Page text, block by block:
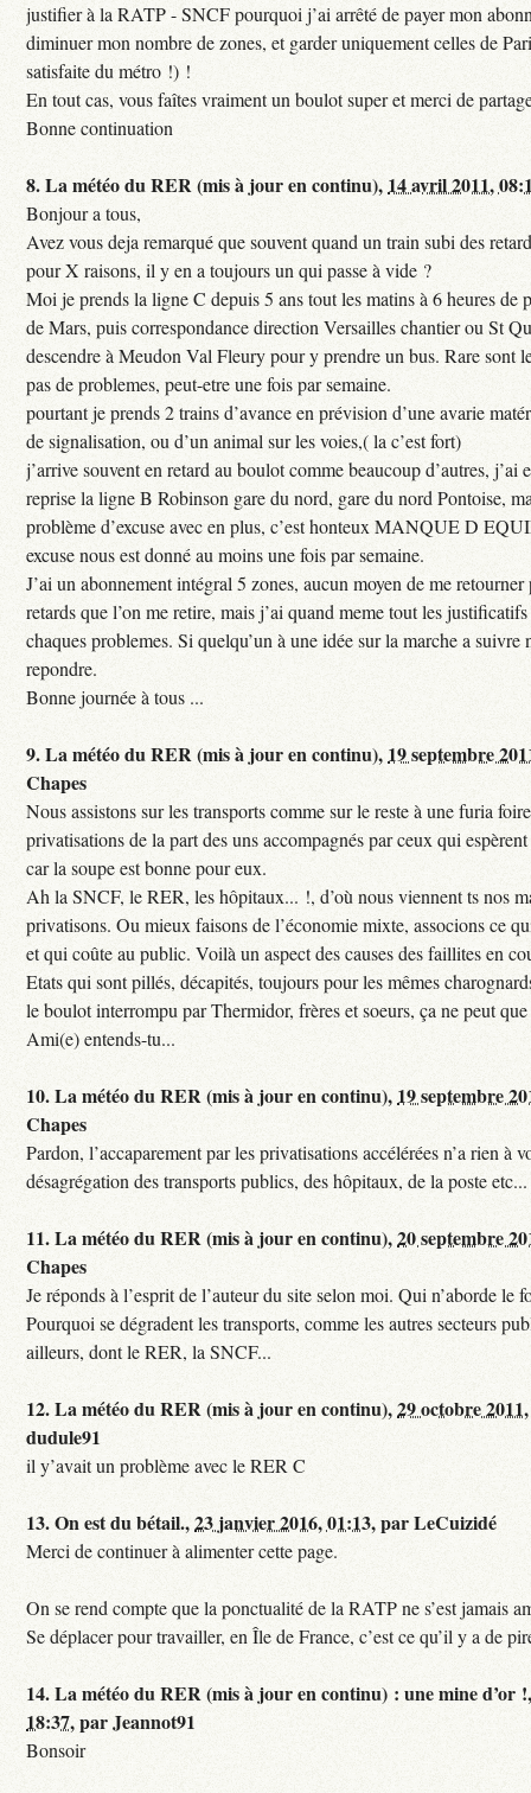
justifier à la RATP - SNCF pourquoi j’ai arrêté de payer mon
diminuer mon nombre de zones, et garder uniquement celles de
satisfaite du métro !) !
En tout cas, vous faîtes vraiment un boulot super et merci de
Bonne continuation
8.La météo du RER (mis à jour en continu), 14 avril 2011,
Bonjour a tous,
Avez vous deja remarqué que souvent quand un train subi des
pour X raisons, il y en a toujours un qui passe à vide ?
Moi je prends la ligne C depuis 5 ans tout les matins à 6 heures de
de Mars, puis correspondance direction Versailles chantier ou St
descendre à Meudon Val Fleury pour y prendre un bus. Rare sont
pas de problemes, peut-etre une fois par semaine.
pourtant je prends 2 trains d’avance en prévision d’une avarie
de signalisation, ou d’un animal sur les voies,( la c’est fort)
j’arrive souvent en retard au boulot comme beaucoup d’autres, j’ai
reprise la ligne B Robinson gare du nord, gare du nord Pontoise,
problème d’excuse avec en plus, c’est honteux MANQUE D
excuse nous est donné au moins une fois par semaine.
J’ai un abonnement intégral 5 zones, aucun moyen de me
retards que l’on me retire, mais j’ai quand meme tout les
chaques problemes. Si quelqu’un à une idée sur la marche a suivre
repondre.
Bonne journée à tous ...
9.La météo du RER (mis à jour en continu), 19 septembre
Chapes
Nous assistons sur les transports comme sur le reste à une furia
privatisations de la part des uns accompagnés par ceux qui
car la soupe est bonne pour eux.
Ah la SNCF, le RER, les hôpitaux... !, d’où nous viennent ts nos
privatisons. Ou mieux faisons de l’économie mixte, associons ce
et qui coûte au public. Voilà un aspect des causes des faillites en
Etats qui sont pillés, décapités, toujours pour les mêmes
le boulot interrompu par Thermidor, frères et soeurs, ça ne peut
Ami(e) entends-tu...
10.La météo du RER (mis à jour en continu), 19 septembre
Chapes
Pardon, l’accaparement par les privatisations accélérées n’a rien à
désagrégation des transports publics, des hôpitaux, de la poste etc...
11.La météo du RER (mis à jour en continu),20 septembre
Chapes
Je réponds à l’esprit de l’auteur du site selon moi. Qui n’aborde le
Pourquoi se dégradent les transports, comme les autres secteurs
ailleurs, dont le RER, la SNCF...
12.La météo du RER (mis à jour en continu),29 octobre
dudule91
il y’avait un problème avec le RER C
13.On est du bétail.,23 janvier 2016, 01:13,parLeCuizidé
Merci de continuer à alimenter cette page.
On se rend compte que la ponctualité de la RATP ne s’est jamais
Se déplacer pour travailler, en Île de France, c’est ce qu’il y a de
14.La météo du RER (mis à jour en continu) : une mine d’or
18:37,parJeannot91
Bonsoir